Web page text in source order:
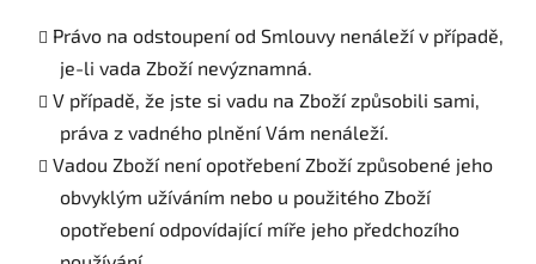
Právo na odstoupení od Smlouvy nenáleží v případě,
je-li vada Zboží nevýznamná.
V případě, že jste si vadu na Zboží způsobili sami,
práva z vadného plnění Vám nenáleží.
Vadou Zboží není opotřebení Zboží způsobené jeho
obvyklým užíváním nebo u použitého Zboží
opotřebení odpovídající míře jeho předchozího